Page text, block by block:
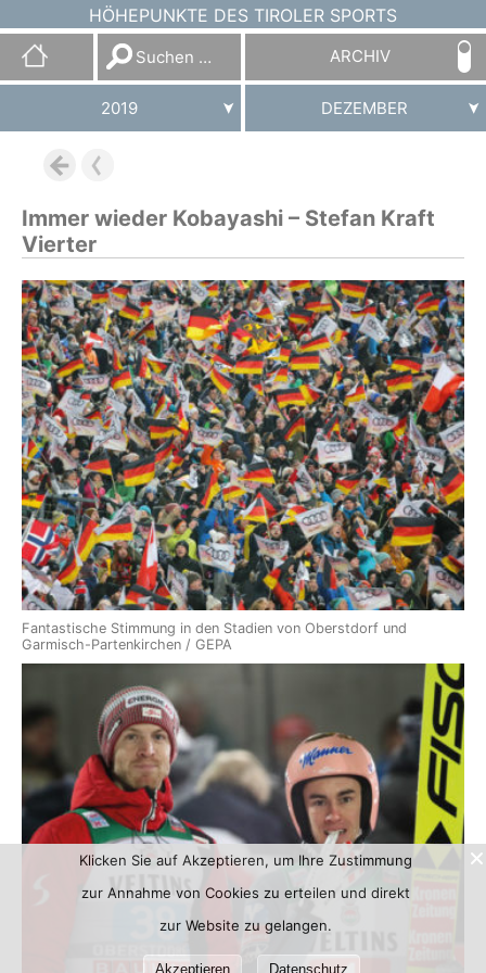
HÖHEPUNKTE DES TIROLER SPORTS
Suchen
nach:
ARCHIV
2019 DEZEMBER
Immer wieder Kobayashi – Stefan Kraft
Vierter
Fantastische Stimmung in den Stadien von Oberstdorf und
Garmisch-Partenkirchen / GEPA
Klicken Sie auf Akzeptieren, um Ihre Zustimmung
zur Annahme von Cookies zu erteilen und direkt
zur Website zu gelangen.
Akzeptieren Datenschutz